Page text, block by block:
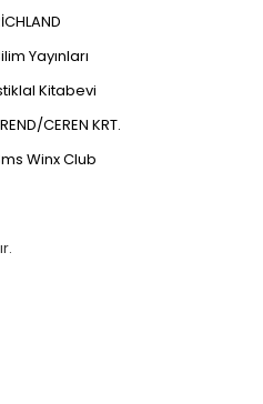
Yayınları
Kitabevi
CEREN KRT.
Winx Club